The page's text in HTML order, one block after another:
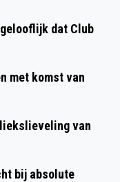
dat Club
met komst van
van
bij absolute